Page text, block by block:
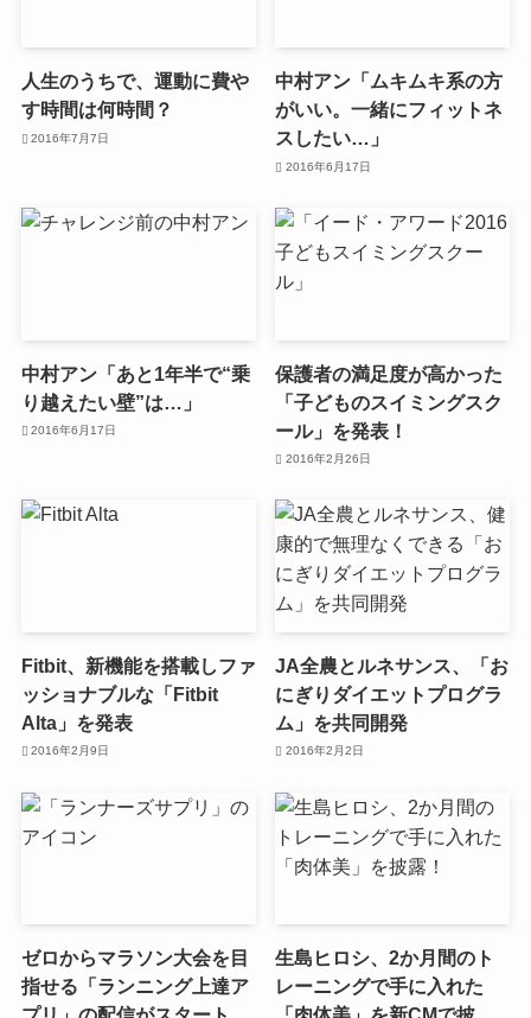
人生のうちで、運動に費や
す時間は何時間？
2016年7月7日
中村アン「ムキムキ系の方
がいい。一緒にフィットネ
スしたい…」
2016年6月17日
中村アン「あと1年半で“乗
り越えたい壁”は…」
2016年6月17日
保護者の満足度が高かった
「子どものスイミングスク
ール」を発表！
2016年2月26日
Fitbit、新機能を搭載しファ
ッショナブルな「Fitbit
Alta」を発表
2016年2月9日
JA全農とルネサンス、「お
にぎりダイエットプログラ
ム」を共同開発
2016年2月2日
ゼロからマラソン大会を目
指せる「ランニング上達ア
生島ヒロシ、2か月間のト
レーニングで手に入れた